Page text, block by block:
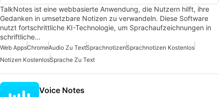
TalkNotes ist eine webbasierte Anwendung, die Nutzern hilft, ihre
Gedanken in umsetzbare Notizen zu verwandeln. Diese Software
nutzt fortschrittliche KI-Technologie, um Sprachaufzeichnungen in
schriftliche…
Web AppsChromeAudio Zu TextSprachnotizenSprachnotizen Kostenlos
Notizen KostenlosSprache Zu Text
Voice Notes